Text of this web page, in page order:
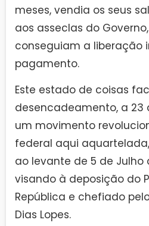
meses, vendia os seus
aos asseclas do
conseguiam a liberação
pagamento.
Este estado de coisas
desencadeamento, a 23
um movimento
federal aqui
ao levante de 5 de Julho
visando à deposição do
República e chefiado
Dias Lopes.